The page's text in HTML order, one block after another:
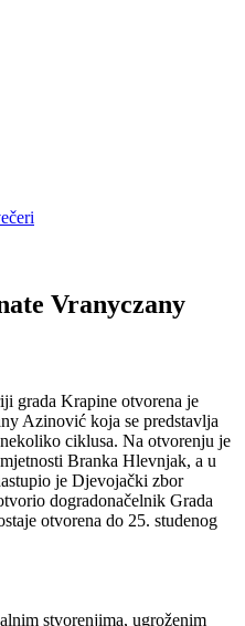
Vranyczany
grada Krapine otvorena je
Azinović koja se predstavlja
ciklusa. Na otvorenju je
Branka Hlevnjak, a u
je Djevojački zbor
dogradonačelnik Grada
otvorena do 25. studenog
stvorenjima, ugroženim